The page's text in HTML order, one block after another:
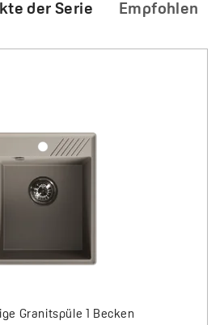
der Serie Empfohlen
Granitspüle 1 Becken